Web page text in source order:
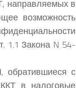
направляемых в
возможность
1.1 Закона N 54-
обратившиеся с
ККТ в налоговые